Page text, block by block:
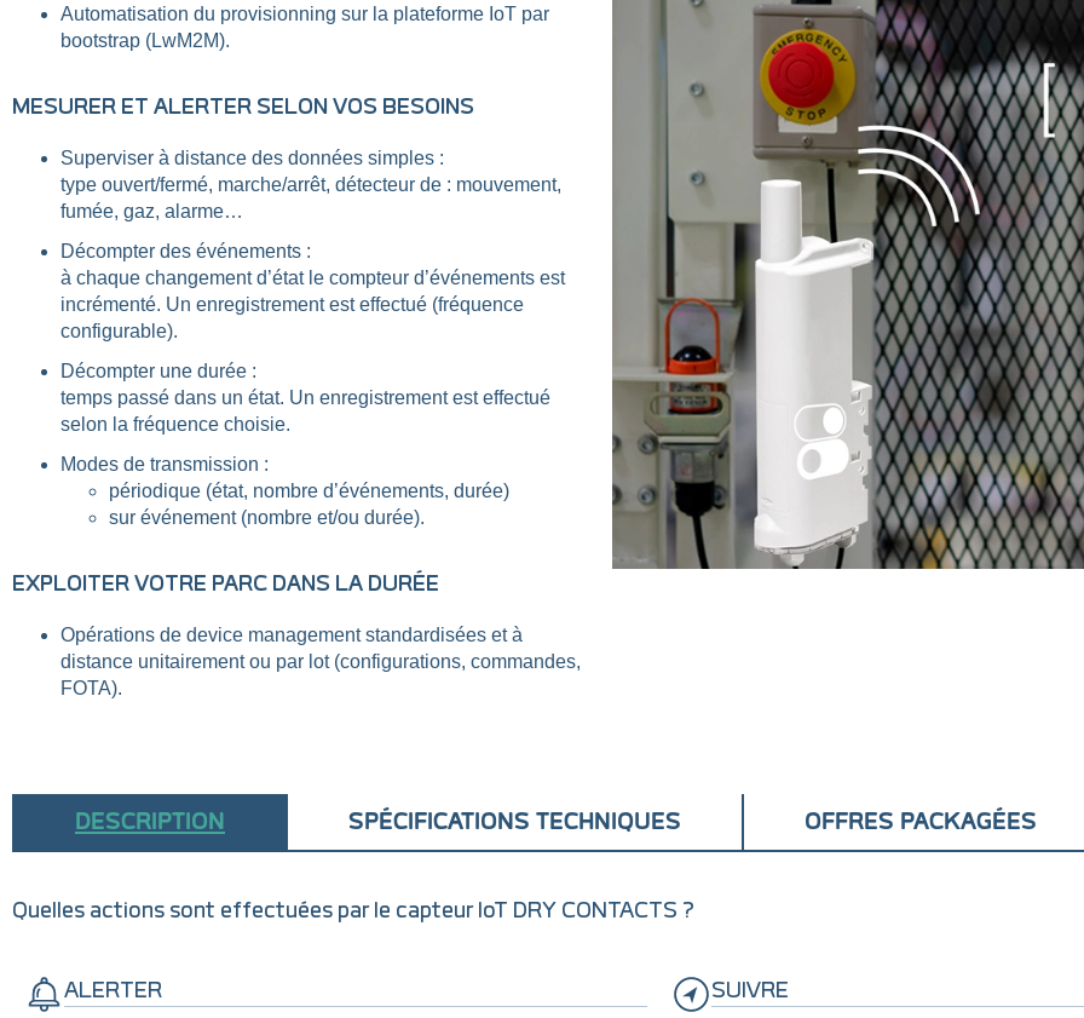
Automatisation du provisionning sur la plateforme IoT par
bootstrap (LwM2M).
MESURER ET ALERTER SELON VOS BESOINS
Superviser à distance des données simples :
type ouvert/fermé, marche/arrêt, détecteur de : mouvement,
fumée, gaz, alarme…
Décompter des événements :
à chaque changement d’état le compteur d’événements est
incrémenté. Un enregistrement est effectué (fréquence
configurable).
Décompter une durée :
temps passé dans un état. Un enregistrement est effectué
selon la fréquence choisie.
Modes de transmission :
périodique (état, nombre d’événements, durée)
sur événement (nombre et/ou durée).
EXPLOITER VOTRE PARC DANS LA DURÉE
Opérations de device management standardisées et à
distance unitairement ou par lot (configurations, commandes,
FOTA).
DESCRIPTION SPÉCIFICATIONS TECHNIQUES OFFRES PACKAGÉES
Quelles actions sont effectuées par le capteur IoT DRY CONTACTS ?
ALERTER SUIVRE